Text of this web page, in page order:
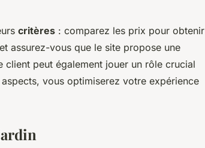
critères : comparez les prix pour obtenir
assurez-vous que le site propose une
peut également jouer un rôle crucial
vous optimiserez votre expérience